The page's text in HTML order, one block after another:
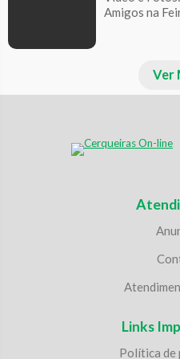
Amigos na
Ver
Links
Política de